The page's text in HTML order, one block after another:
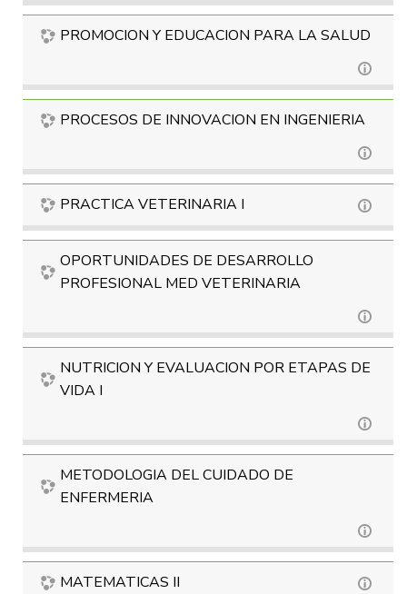
PROMOCION Y EDUCACION PARA LA SALUD
PROCESOS DE INNOVACION EN INGENIERIA
PRACTICA VETERINARIA I
OPORTUNIDADES DE DESARROLLO
PROFESIONAL MED VETERINARIA
NUTRICION Y EVALUACION POR ETAPAS DE
VIDA I
METODOLOGIA DEL CUIDADO DE
ENFERMERIA
MATEMATICAS II